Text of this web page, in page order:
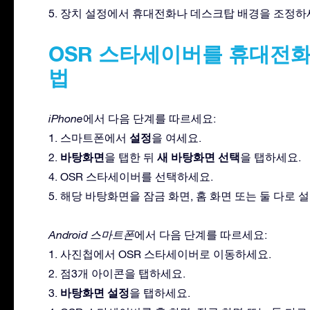
5. 장치 설정에서 휴대전화나 데스크탑 배경을 조정하
OSR 스타세이버를 휴대전
법
iPhone에서 다음 단계를 따르세요:
1. 스마트폰에서 설정을 여세요.
2. 바탕화면을 탭한 뒤 새 바탕화면 선택을 탭하세요.
4. OSR 스타세이버를 선택하세요.
5. 해당 바탕화면을 잠금 화면, 홈 화면 또는 둘 다로
Android 스마트폰에서 다음 단계를 따르세요:
1. 사진첩에서 OSR 스타세이버로 이동하세요.
2. 점3개 아이콘을 탭하세요.
3. 바탕화면 설정을 탭하세요.